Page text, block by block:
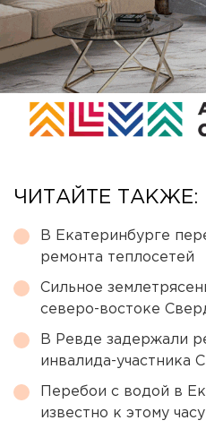
ЧИТАЙТЕ ТАКЖЕ:
В Екатеринбурге
ремонта теплосетей
Сильное
северо-востоке
В Ревде задержали
инвалида-участника
Перебои с водой в
известно к этому часу